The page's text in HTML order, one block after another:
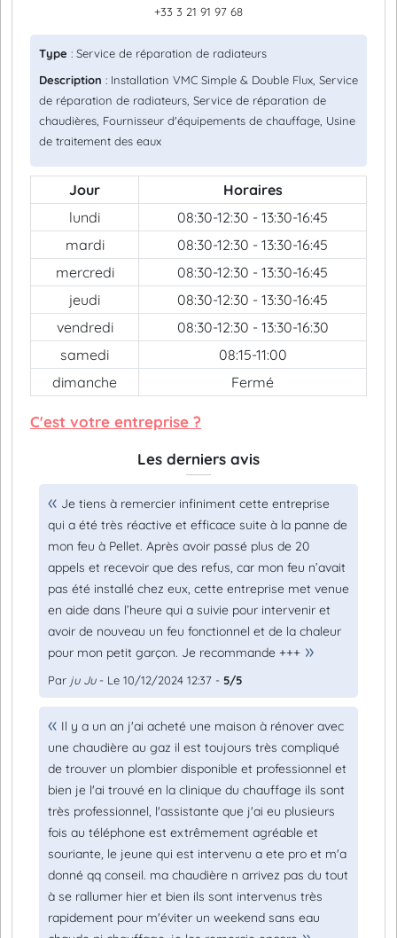
+33 3 21 91 97 68
Type : Service de réparation de radiateurs
Description : Installation VMC Simple & Double Flux, Service
de réparation de radiateurs, Service de réparation de
chaudières, Fournisseur d'équipements de chauffage, Usine
de traitement des eaux
Jour
Horaires
lundi
08:30-12:30 - 13:30-16:45
mardi
08:30-12:30 - 13:30-16:45
mercredi
08:30-12:30 - 13:30-16:45
jeudi
08:30-12:30 - 13:30-16:45
vendredi
08:30-12:30 - 13:30-16:30
samedi
08:15-11:00
dimanche
Fermé
C'est votre entreprise ?
Les derniers avis
Je tiens à remercier infiniment cette entreprise
qui a été très réactive et efficace suite à la panne de
mon feu à Pellet. Après avoir passé plus de 20
appels et recevoir que des refus, car mon feu n’avait
pas été installé chez eux, cette entreprise met venue
en aide dans l’heure qui a suivie pour intervenir et
avoir de nouveau un feu fonctionnel et de la chaleur
pour mon petit garçon. Je recommande +++
Par ju Ju- Le 10/12/2024 12:37 - 5/5
Il y a un an j'ai acheté une maison à rénover avec
une chaudière au gaz il est toujours très compliqué
de trouver un plombier disponible et professionnel et
bien je l'ai trouvé en la clinique du chauffage ils sont
très professionnel, l'assistante que j'ai eu plusieurs
fois au téléphone est extrêmement agréable et
souriante, le jeune qui est intervenu a ete pro et m'a
donné qq conseil. ma chaudière n arrivez pas du tout
à se rallumer hier et bien ils sont intervenus très
rapidement pour m'éviter un weekend sans eau